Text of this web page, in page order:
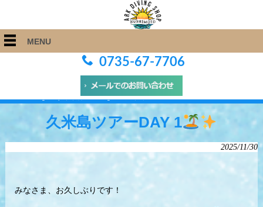
MENU
0735-67-7706
ARK Diving Shop 串本店 > Blog > 久米島ツアーDAY 1
久米島ツアーDAY 1
2025/11/30
みなさま、お久しぶりです！